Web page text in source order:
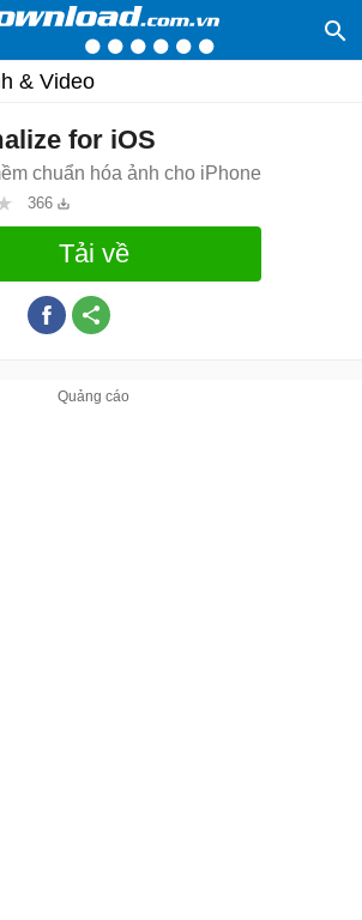
& Video
for iOS
chuẩn hóa ảnh cho iPhone
366
Tải về